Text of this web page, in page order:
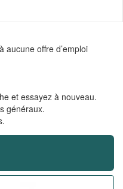
aucune offre d’emploi
et essayez à nouveau.
généraux.